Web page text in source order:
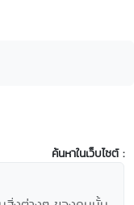
ค้นหาในเว็บไซต์ :